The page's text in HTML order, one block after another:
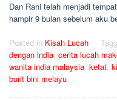
Dan Rani telah menjadi
hampir 9 bulan sebelum aku
Posted in Kisah Lucah
dengan india, cerita lucah
wanita india malaysia, ketat,
burit bini melayu